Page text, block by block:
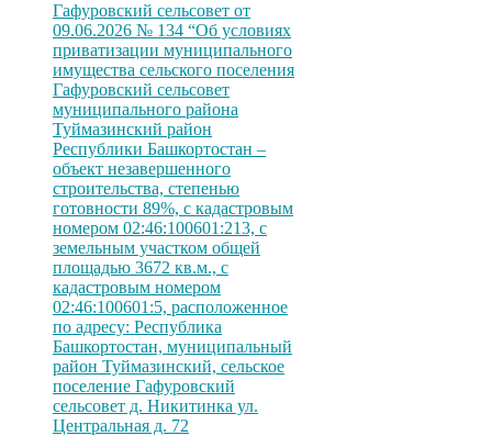
Гафуровский сельсовет от
09.06.2026 № 134 “Об условиях
приватизации муниципального
имущества сельского поселения
Гафуровский сельсовет
муниципального района
Туймазинский район
Республики Башкортостан –
объект незавершенного
строительства, степенью
готовности 89%, с кадастровым
номером 02:46:100601:213, с
земельным участком общей
площадью 3672 кв.м., с
кадастровым номером
02:46:100601:5, расположенное
по адресу: Республика
Башкортостан, муниципальный
район Туймазинский, сельское
поселение Гафуровский
сельсовет д. Никитинка ул.
Центральная д. 72